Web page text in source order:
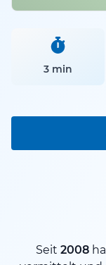
3 min
Seit 2008